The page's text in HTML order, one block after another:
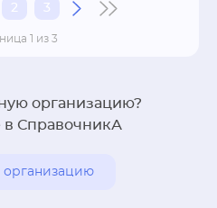
2 3
1 из 3
организацию?
в СправочникА
организацию